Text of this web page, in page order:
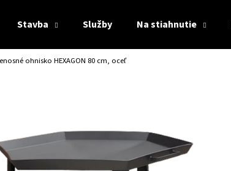
Stavba Služby Na stiahnutie
ohnisko HEXAGON 80 cm, oceľ
Čo potrebujete nájsť?